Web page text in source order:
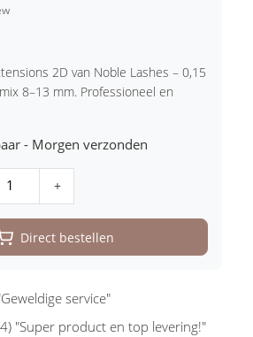
2D van Noble Lashes – 0,15
8–13 mm. Professioneel en
- Morgen verzonden
+
Direct bestellen
service"
"Super product en top levering!"